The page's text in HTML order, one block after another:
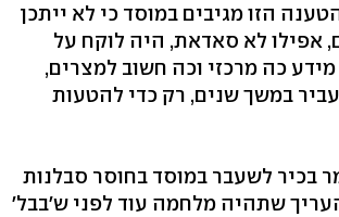
הזו מגיבים במוסד כי לא ייתכן
אפילו לא סאדאת, היה לוקח על
כה מרכזי וכה חשוב למצרים,
במשך שנים, רק כדי להטעות
בכיר לשעבר במוסד בחוסר סבלנות
שתהיה מלחמה עוד לפני ש'בבל'